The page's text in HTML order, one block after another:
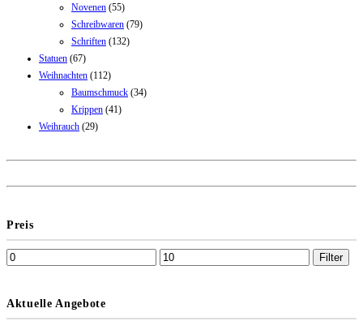
Novenen (55)
Schreibwaren (79)
Schriften (132)
Statuen (67)
Weihnachten (112)
Baumschmuck (34)
Krippen (41)
Weihrauch (29)
Preis
Filter
Aktuelle Angebote